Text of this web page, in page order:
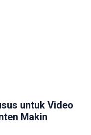
untuk Video
Makin